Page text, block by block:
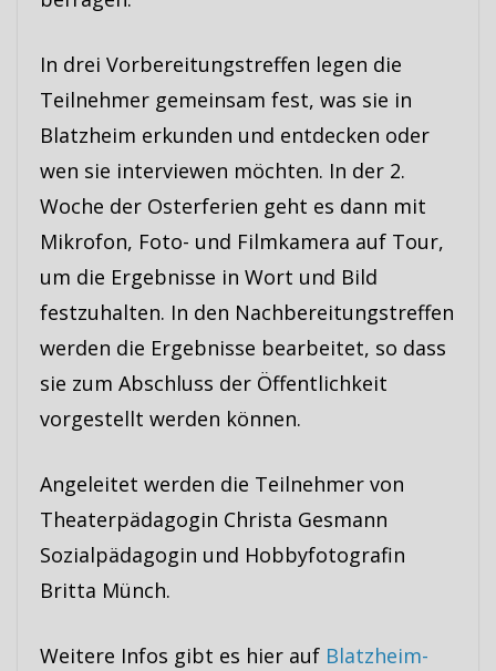
In drei Vorbereitungstreffen legen die
Teilnehmer gemeinsam fest, was sie in
Blatzheim erkunden und entdecken oder
wen sie interviewen möchten. In der 2.
Woche der Osterferien geht es dann mit
Mikrofon, Foto- und Filmkamera auf Tour,
um die Ergebnisse in Wort und Bild
festzuhalten. In den Nachbereitungstreffen
werden die Ergebnisse bearbeitet, so dass
sie zum Abschluss der Öffentlichkeit
vorgestellt werden können.
Angeleitet werden die Teilnehmer von
Theaterpädagogin Christa Gesmann
Sozialpädagogin und Hobbyfotografin
Britta Münch.
Weitere Infos gibt es hier auf Blatzheim-